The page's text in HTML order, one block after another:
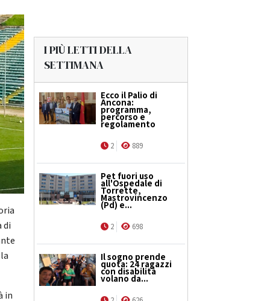
di
in
I PIÙ LETTI DELLA
SETTIMANA
Ecco il Palio di
Ancona:
programma,
percorso e
regolamento
2 889
Pet fuori uso
all'Ospedale di
Torrette,
Mastrovincenzo
(Pd) e...
2 698
Il sogno prende
quota: 24 ragazzi
con disabilità
volano da...